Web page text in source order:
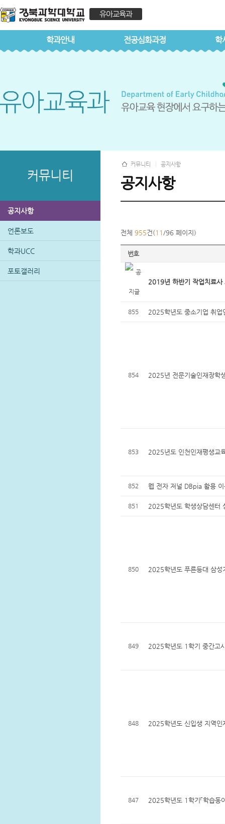
유아교육과
학과안내 전공심화과정 학
커뮤니티
공지사항
언론보도
학과UCC
포토갤러리
커뮤니티 공지사항
공지사항
전체 955건(11 /96 페이지)
번호
2019년 하반기 작업치료사
855 2025학년도 중소기업 취업
854 2025년 전문기술인재장학
853 2025년도 인천인재평생교
852 웹 전자 저널 DBpia 활용
851 2025학년도 학생상담센터
850 2025학년도 푸른등대 삼성
849 2025학년도 1학기 중간고
848 2025학년도 신입생 지역인
847 2025학년도 1학기「학습동